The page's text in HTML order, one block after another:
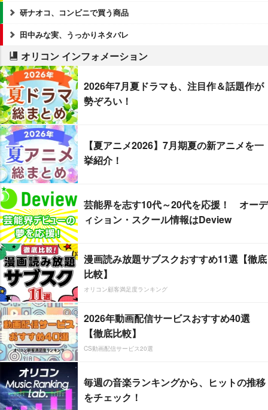
研ナオコ、コンビニで買う商品
田中みな実、うっかりネタバレ
オリコン インフォメーション
2026年7月夏ドラマも、注目作＆話題作が
勢ぞろい！
【夏アニメ2026】7月期夏の新アニメを一
挙紹介！
芸能界を志す10代～20代を応援！ オーデ
ィション・スクール情報はDeview
漫画読み放題サブスクおすすめ11選【徹底
比較】
オリコン顧客満足度ランキング
2026年動画配信サービスおすすめ40選
【徹底比較】
CS動画配信サービス20選
毎週の音楽ランキングから、ヒットの推移
をチェック！